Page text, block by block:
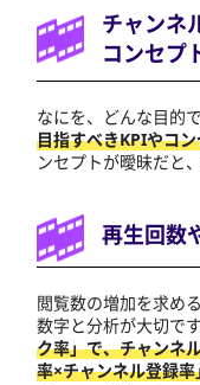
チャンネ
コンセプ
なにを、どんな目的
目指すべきKPIやコ
ンセプトが曖昧だと
再生回数
閲覧数の増加を求め
数字と分析が大切です
ク率」で、チャンネ
率×チャンネル登録